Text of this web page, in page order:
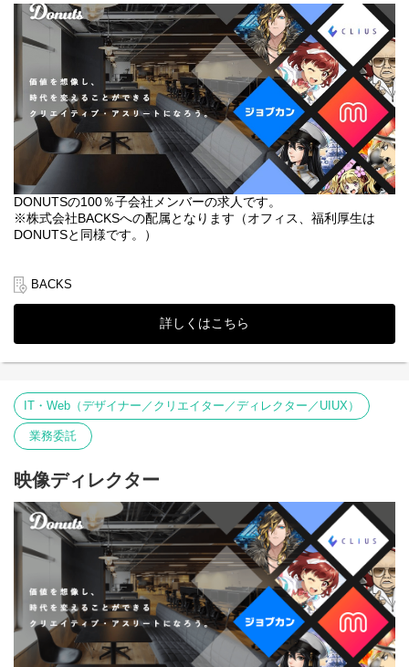
DONUTSの100％子会社メンバーの求人です。
※株式会社BACKSへの配属となります（オフィス、福利厚生は
DONUTSと同様です。）
ミクチャやジョブカン、ゲームなどtoC、toBの領域を問わずプロ
ダクトを幅広く展開している当社のWeb動画エディターを募集中
■仕事内容
・DONUTSのWeb広告の動画制作
後々は、クライアント企業の広告バナー制作もご担当いただきま
す！
＜使用ツール＞
BACKS
詳しくはこちら
IT・Web（デザイナー／クリエイター／ディレクター／UIUX）
業務委託
映像ディレクター